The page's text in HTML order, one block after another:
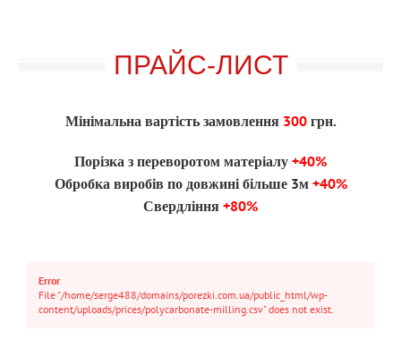
ПРАЙС-ЛИСТ
Мінімальна вартість замовлення 300грн.
Порізка з переворотом матеріалу +40%
Обробка виробів по довжині більше 3м +40%
Свердління +80%
Error
File "/home/serge488/domains/porezki.com.ua/public_html/wp-
content/uploads/prices/polycarbonate-milling.csv" does not exist.